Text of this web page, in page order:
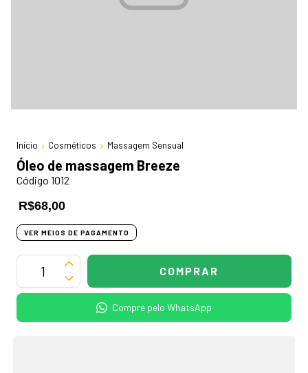
Início Cosméticos Massagem Sensual
Óleo de massagem Breeze
Código 1012
R$68,00
VER MEIOS DE PAGAMENTO
Compre pelo WhatsApp